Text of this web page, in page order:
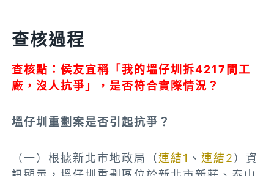
查核過程
查核點：侯友宜稱「我的塭仔圳拆4217間工
廠，沒人抗爭」，是否符合實際情況？
塭仔圳重劃案是否引起抗爭？
（一）根據新北市地政局（連結1 、連結2）資